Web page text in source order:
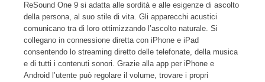
ReSound One 9 si adatta alle sordità e alle esigenze di ascolto
della persona, al suo stile di vita. Gli apparecchi acustici
comunicano tra di loro ottimizzando l’ascolto naturale. Si
collegano in connessione diretta con iPhone e iPad
consentendo lo streaming diretto delle telefonate, della musica
e di tutti i contenuti sonori. Grazie alla app per iPhone e
Android l’utente può regolare il volume, trovare i propri